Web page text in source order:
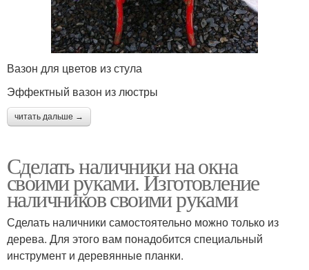
Вазон для цветов из стула
Эффектный вазон из люстры
читать дальше →
Сделать наличники на окна
своими руками. Изготовление
наличников своими руками
Сделать наличники самостоятельно можно только из
дерева. Для этого вам понадобится специальный
инструмент и деревянные планки.